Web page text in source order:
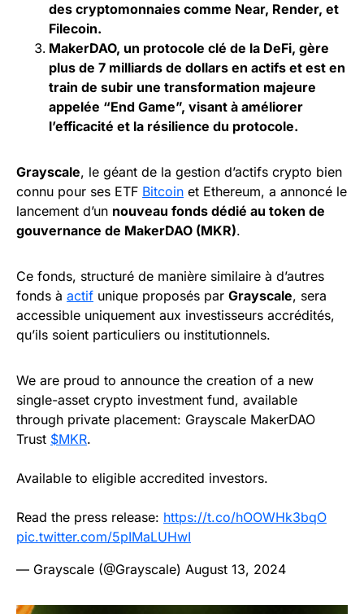
des cryptomonnaies comme Near, Render, et
Filecoin.
MakerDAO, un protocole clé de la DeFi, gère
plus de 7 milliards de dollars en actifs et est en
train de subir une transformation majeure
appelée “End Game”, visant à améliorer
l’efficacité et la résilience du protocole.
Grayscale, le géant de la gestion d’actifs crypto bien
connu pour ses ETF Bitcoin et Ethereum, a annoncé le
lancement d’un nouveau fonds dédié au token de
gouvernance de MakerDAO (MKR).
Ce fonds, structuré de manière similaire à d’autres
fonds à actif unique proposés par Grayscale, sera
accessible uniquement aux investisseurs accrédités,
qu’ils soient particuliers ou institutionnels.
We are proud to announce the creation of a new
single-asset crypto investment fund, available
through private placement: Grayscale MakerDAO
Trust $MKR.
Available to eligible accredited investors.
Read the press release: https://t.co/hOOWHk3bqO
pic.twitter.com/5pIMaLUHwI
— Grayscale (@Grayscale) August 13, 2024